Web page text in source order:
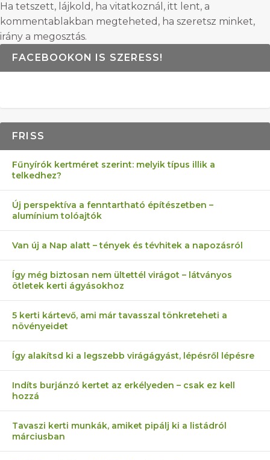
Ha tetszett, lájkold, ha vitatkoznál, itt lent, a
kommentablakban megteheted, ha szeretsz minket,
irány a megosztás.
FACEBOOKON IS SZERESS!
FRISS
Fűnyírók kertméret szerint: melyik típus illik a
telkedhez?
Új perspektíva a fenntartható építészetben –
alumínium tolóajtók
Van új a Nap alatt – tények és tévhitek a napozásról
Így még biztosan nem ültettél virágot – látványos
ötletek kerti ágyásokhoz
5 kerti kártevő, ami már tavasszal tönkreteheti a
növényeidet
Így alakítsd ki a legszebb virágágyást, lépésről lépésre
Indíts burjánzó kertet az erkélyeden – csak ez kell
hozzá
Tavaszi kerti munkák, amiket pipálj ki a listádról
márciusban